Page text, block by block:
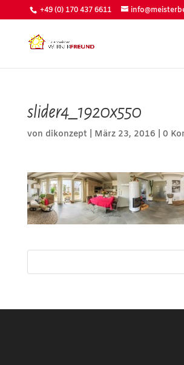
+49 (0) 170 437 6611
slider4_1920x550
von dikonzept März 23, 2016 0